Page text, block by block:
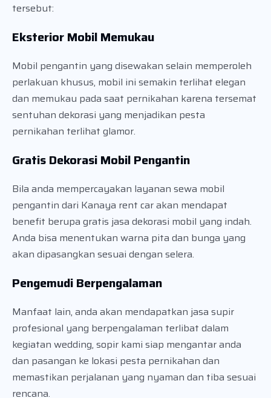
tersebut:
Eksterior Mobil Memukau
Mobil pengantin yang disewakan selain memperoleh
perlakuan khusus, mobil ini semakin terlihat elegan
dan memukau pada saat pernikahan karena tersemat
sentuhan dekorasi yang menjadikan pesta
pernikahan terlihat glamor.
Gratis Dekorasi Mobil Pengantin
Bila anda mempercayakan layanan sewa mobil
pengantin dari Kanaya rent car akan mendapat
benefit berupa gratis jasa dekorasi mobil yang indah.
Anda bisa menentukan warna pita dan bunga yang
akan dipasangkan sesuai dengan selera.
Pengemudi Berpengalaman
Manfaat lain, anda akan mendapatkan jasa supir
profesional yang berpengalaman terlibat dalam
kegiatan wedding, sopir kami siap mengantar anda
dan pasangan ke lokasi pesta pernikahan dan
memastikan perjalanan yang nyaman dan tiba sesuai
rencana.